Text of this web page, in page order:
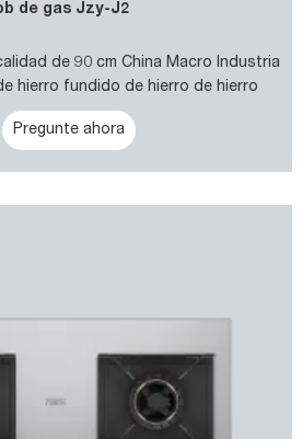
de gas Jzy-J2
de 90 cm China Macro Industria
hierro fundido de hierro de hierro
2 quemadores para OEM
Pregunte ahora